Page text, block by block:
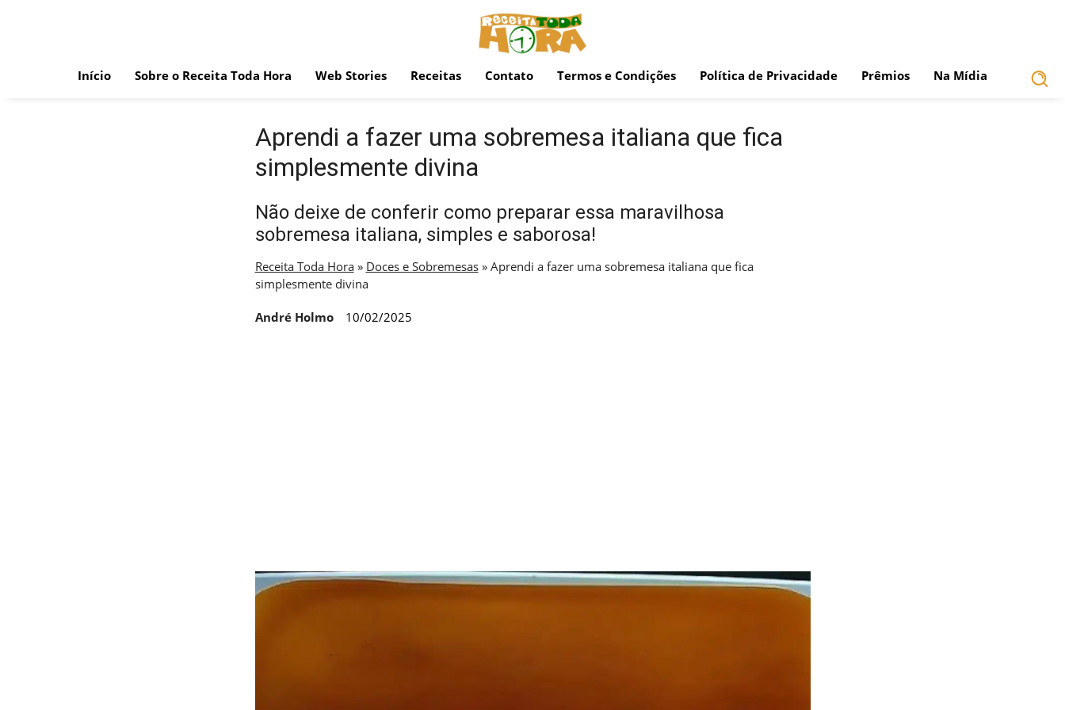
Início Sobre o Receita Toda Hora Web Stories Receitas Contato Termos e Condições Política de Privacidade Prêmios Na Mídia
Aprendi a fazer uma sobremesa italiana que fica
simplesmente divina
Não deixe de conferir como preparar essa maravilhosa
sobremesa italiana, simples e saborosa!
Receita Toda Hora» Doces e Sobremesas» Aprendi a fazer uma sobremesa italiana que fica
simplesmente divina
André Holmo 10/02/2025